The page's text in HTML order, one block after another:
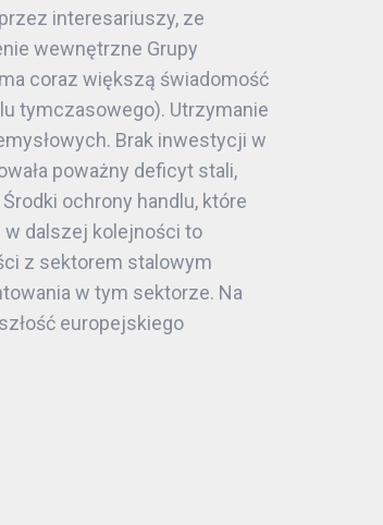
interesariuszy, ze
wewnętrzne Grupy
coraz większą świadomość
tymczasowego). Utrzymanie
Brak inwestycji w
poważny deficyt stali,
ochrony handlu, które
w dalszej kolejności to
z sektorem stalowym
w tym sektorze. Na
europejskiego